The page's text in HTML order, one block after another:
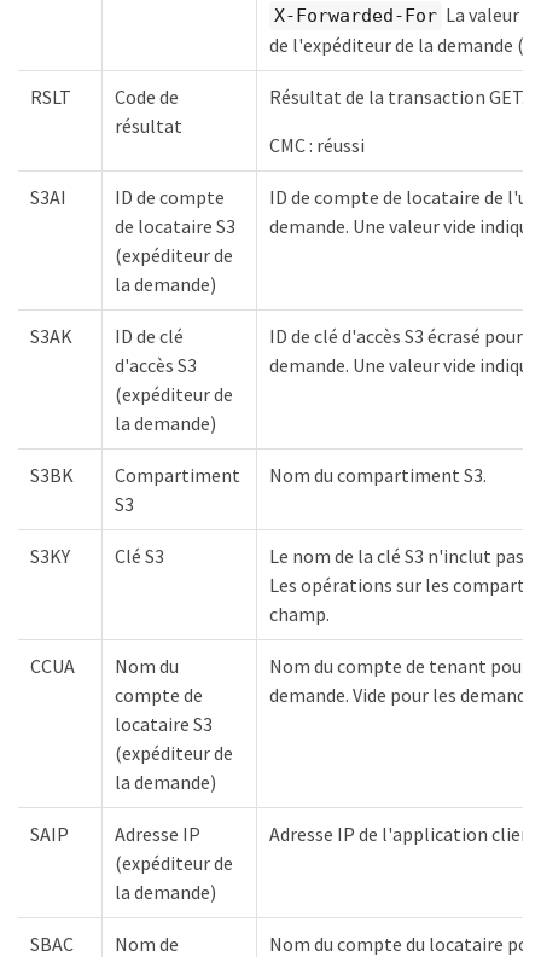
X-Forwarded-For La valeur
de l'expéditeur de la demande
RSLT
Code de
résultat
Résultat de la transaction GET.
CMC : réussi
S3AI
ID de compte
de locataire S3
(expéditeur de
la demande)
ID de compte de locataire de
demande. Une valeur vide
S3AK
ID de clé
d'accès S3
(expéditeur de
la demande)
ID de clé d'accès S3 écrasé
demande. Une valeur vide
S3BK
Compartiment
S3
Nom du compartiment S3.
S3KY Clé S3
Le nom de la clé S3 n'inclut pas
Les opérations sur les
champ.
CCUA
Nom du
compte de
locataire S3
(expéditeur de
la demande)
Nom du compte de tenant pour
demande. Vide pour les
SAIP
Adresse IP
(expéditeur de
la demande)
Adresse IP de l'application
SBAC
Nom de
Nom du compte du locataire